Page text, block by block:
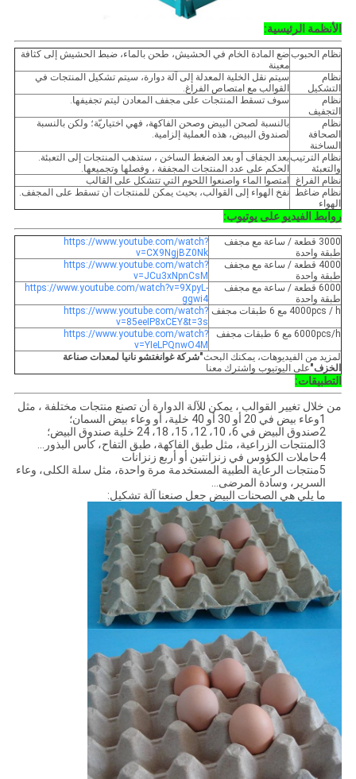
الأنظمة الرئيسية:
نظام الحبوبضع المادة الخام في الحشيش، طحن بالماء، ضبط الحشيش إلى كثافة
معينة
نظام
التشكيل
سيتم نقل الخلية المعدلة إلى آلة دوارة، سيتم تشكيل المنتجات في
القوالب مع امتصاص الفراغ.
نظام
التجفيف
سوف تسقط المنتجات على مجفف المعادن ليتم تجفيفها.
نظام
الصحافة
الساخنة
بالنسبة لصحن البيض وصحن الفاكهة، فهي اختياريّة؛ ولكن بالنسبة
لصندوق البيض، هذه العملية إلزامية.
نظام الترتيب
والتعبئة
بعد الجفاف أو بعد الضغط الساخن ، ستذهب المنتجات إلى التعبئة.
الحكم على عدد المنتجات المجففة ، وفصلها وتجميعها.
نظام الفراغ
امتصوا الماء واصنعوا اللحوم التي تتشكل على القالب
نظام ضاغط
الهواء
نفخ الهواء إلى القوالب، بحيث يمكن للمنتجات أن تسقط على المجفف.
روابط الفيديو على يوتيوب:
3000 قطعة / ساعة مع مجفف
طبقة واحدة
https://www.youtube.com/watch?
v=CX9NgjBZ0Nk
4000 قطعة / ساعة مع مجفف
طبقة واحدة
https://www.youtube.com/watch?
v=JCu3xNpnCsM
6000 قطعة / ساعة مع مجفف
طبقة واحدة
https://www.youtube.com/watch?v=9XpyL-
ggwi4
4000pcs / h مع 6 طبقات مجفف
https://www.youtube.com/watch?
v=85eeIP8xCEY&t=3s
6000pcs/h مع 6 طبقات مجفف
https://www.youtube.com/watch?
v=YIeLPQnwO4M
لمزيد من الفيديوهات، يمكنك البحث"شركة غوانغتشو نانيا لمعدات صناعة
الخزف"على اليوتيوب واشترك معنا
التطبيقات:
من خلال تغيير القوالب ، يمكن للآلة الدوارة أن تصنع منتجات مختلفة ، مثل
1وعاء بيض في 20 أو 30 أو 40 خلية، أو وعاء بيض السمان؛
2صندوق البيض في 6، 10، 12، 15، 18، 24 خلية صندوق البيض؛
3المنتجات الزراعية، مثل طبق الفاكهة، طبق التفاح، كأس البذور...
4حاملات الكؤوس في زنزانتين أو أربع زنزانات
5منتجات الرعاية الطبية المستخدمة مرة واحدة، مثل سلة الكلى، وعاء
السرير، وسادة المرضى...
ما يلي هي الصحنات البيض جعل صنعنا آلة تشكيل: